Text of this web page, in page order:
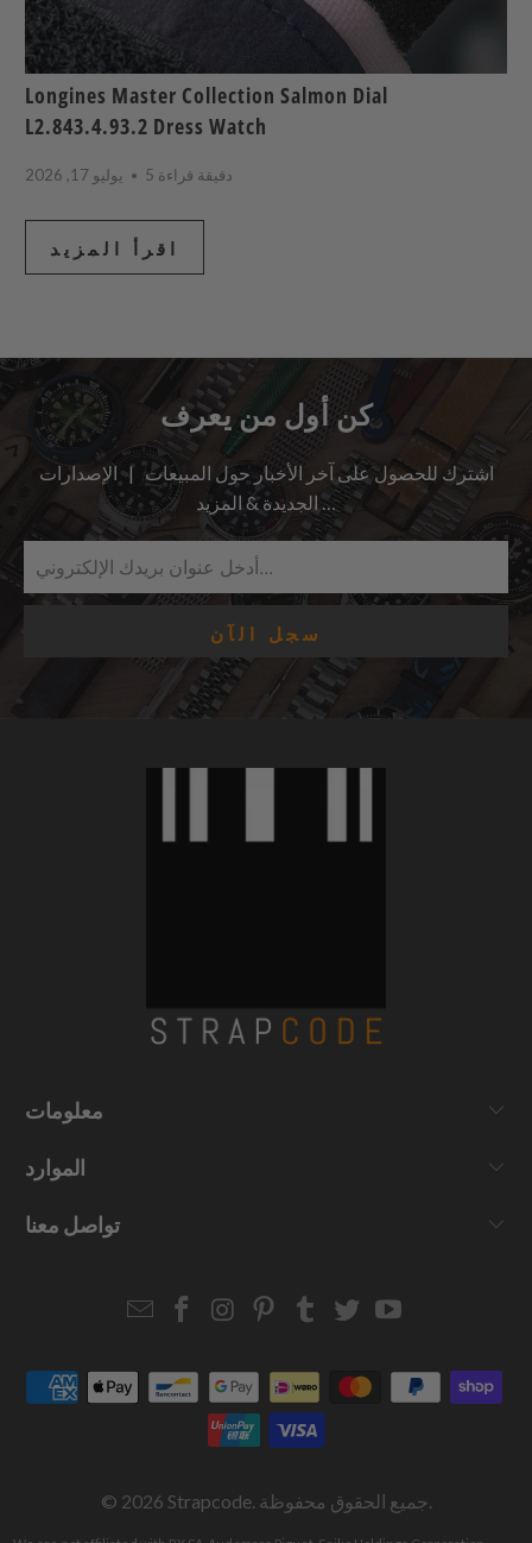
Longines Master Collection Salmon Dial
L2.843.4.93.2 Dress Watch
يوليو 17, 2026 5 دقيقة قراءة
اقرأ المزيد
كن أول من يعرف
اشترك للحصول على آخر الأخبار حول المبيعات | الإصدارات
الجديدة & المزيد …
معلومات
الموارد
تواصل معنا
EmailStrapcode
Facebook
Strapcode
Instagram
Strapcode
Pinterest
Strapcode
Tumblr
Strapcode
TwitterYouTube
© 2026 Strapcode . جميع الحقوق محفوظة.